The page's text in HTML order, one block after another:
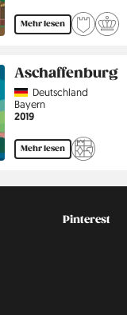
Mehr lesen
Aschaffenburg
CountryDeutschland
Region
Bayern
Jahr
2019
Mehr lesen
Social
Pinterest